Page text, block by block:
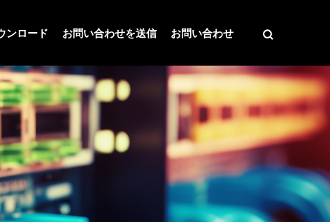
ンロード お問い合わせを送信 お問い合わせ